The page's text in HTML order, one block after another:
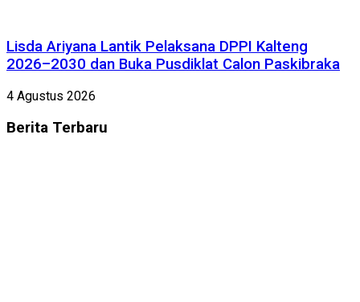
Lisda Ariyana Lantik Pelaksana DPPI Kalteng
2026–2030 dan Buka Pusdiklat Calon Paskibraka
4 Agustus 2026
Berita Terbaru